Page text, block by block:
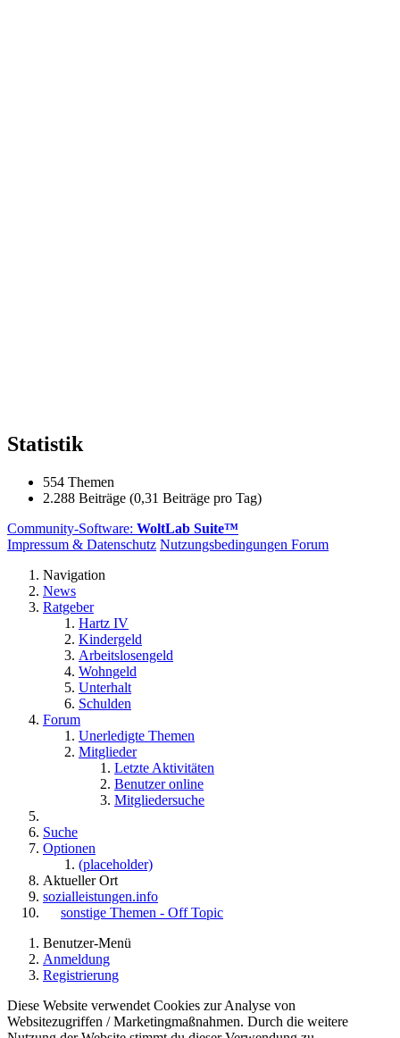
Statistik
554 Themen
2.288 Beiträge (0,31 Beiträge pro Tag)
Community-Software: WoltLab Suite™
Impressum & Datenschutz Nutzungsbedingungen Forum
Navigation
News
Ratgeber
Hartz IV
Kindergeld
Arbeitslosengeld
Wohngeld
Unterhalt
Schulden
Forum
Unerledigte Themen
Mitglieder
Letzte Aktivitäten
Benutzer online
Mitgliedersuche
Suche
Optionen
(placeholder)
Aktueller Ort
sozialleistungen.info
sonstige Themen - Off Topic
Benutzer-Menü
Anmeldung
Registrierung
Diese Website verwendet Cookies zur Analyse von
Websitezugriffen / Marketingmaßnahmen. Durch die weitere